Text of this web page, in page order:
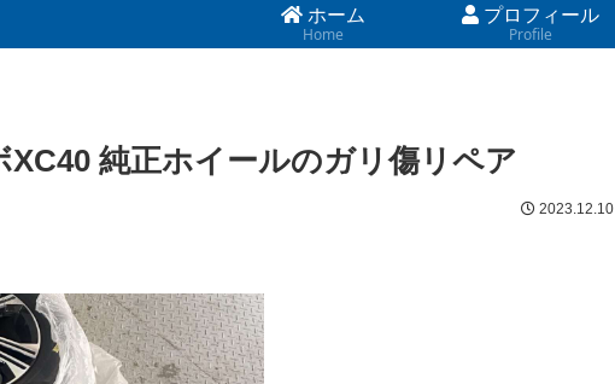
ホーム
Home
プロフィール
Profile
XC40 純正ホイールのガリ傷リペア
2023.12.10